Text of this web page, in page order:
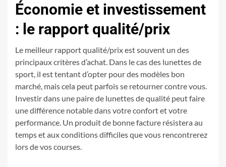
Économie et investissement
: le rapport qualité/prix
Le meilleur rapport qualité/prix est souvent un des
principaux critères d’achat. Dans le cas des lunettes de
sport, il est tentant d’opter pour des modèles bon
marché, mais cela peut parfois se retourner contre vous.
Investir dans une paire de lunettes de qualité peut faire
une différence notable dans votre confort et votre
performance. Un produit de bonne facture résistera au
temps et aux conditions difficiles que vous rencontrerez
lors de vos courses.